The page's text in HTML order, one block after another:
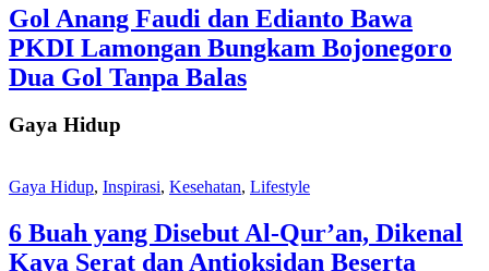
Gol Anang Faudi dan Edianto Bawa
PKDI Lamongan Bungkam Bojonegoro
Dua Gol Tanpa Balas
Gaya Hidup
Gaya Hidup, Inspirasi, Kesehatan, Lifestyle
6 Buah yang Disebut Al-Qur’an, Dikenal
Kaya Serat dan Antioksidan Beserta